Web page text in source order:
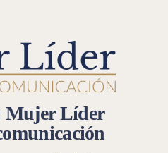
Mujer Líder